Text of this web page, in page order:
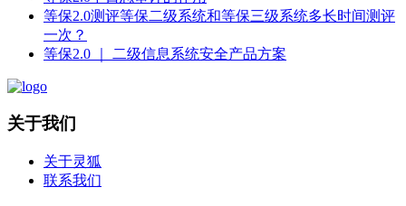
等保2.0测评等保二级系统和等保三级系统多长时间测评
一次？
等保2.0 ｜ 二级信息系统安全产品方案
关于我们
关于灵狐
联系我们